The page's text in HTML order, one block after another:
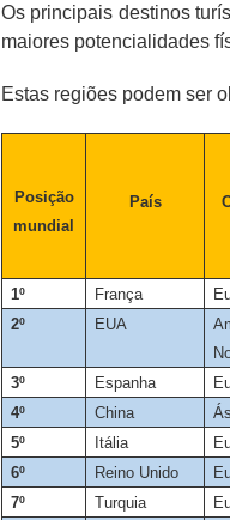
Os principais destinos
maiores potencialidades
Estas regiões podem ser
Posição
mundial
País
1º
França
2º
EUA
3º Espanha
4º
China
5º
Itália
6º
Reino Unido
7º
Turquia